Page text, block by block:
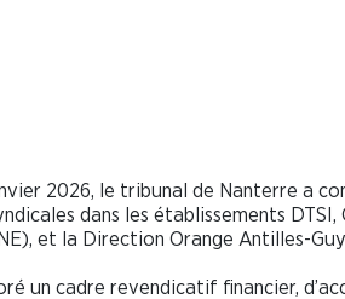
2026, le tribunal de Nanterre a
dans les établissements
et la Direction Orange Antilles-
un cadre revendicatif financier,